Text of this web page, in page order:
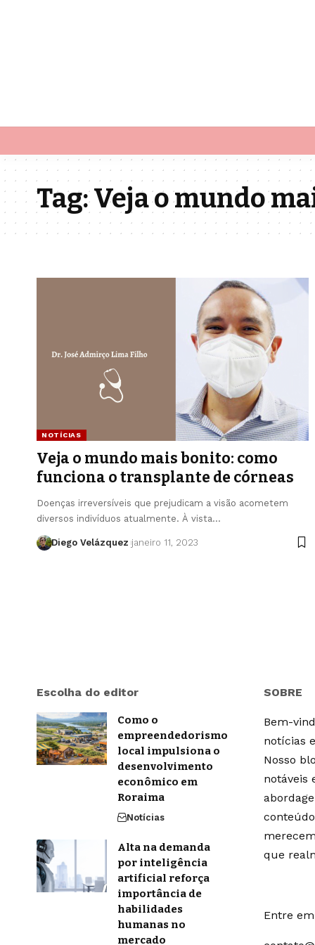
Tag:Veja o mundo
NOTÍCIAS
Veja o mundo mais bonito: como
funciona o transplante de córneas
Doenças irreversíveis que prejudicam a visão acometem
diversos indivíduos atualmente. À vista…
Diego Velázquez janeiro 11, 2023
Escolha do editor
Como o
empreendedorismo
local impulsiona o
desenvolvimento
econômico em
Roraima
Notícias
Alta na demanda
por inteligência
artificial reforça
importância de
habilidades
humanas no
mercado
SOBRE
Bem-
notícias
Nosso
notáveis
que
Entre